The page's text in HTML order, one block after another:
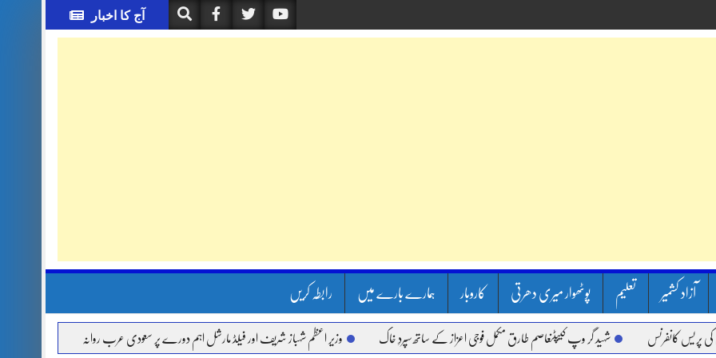
آج کا اخبار
آزاد کشمیر تعلیم پوٹھوار میری دھرتی کاروبار ہمارے بارے میں رابطہ کریں
شہید گر وپ کیپٹنعاصم طارق مکمل فوجی اعزاز کے ساتھ سپردِ خاک وزیر اعظم شہباز شریف اور فیلڈ مارشل اہم دورے پر سعودی عرب روانہ آئی ایم ایف مخصوص اوقات